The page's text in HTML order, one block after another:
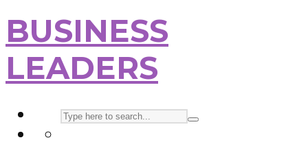
BUSINESS
LEADERS